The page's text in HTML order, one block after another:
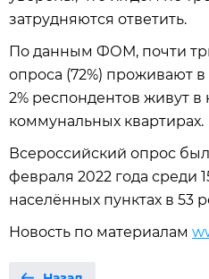
затрудняются ответить.
По данным ФОМ, почти
опроса (72%) проживают в
2% респондентов живут в
коммунальных квартирах.
Всероссийский опрос был
февраля 2022 года среди
населённых пунктах в 53
Новость по материалам